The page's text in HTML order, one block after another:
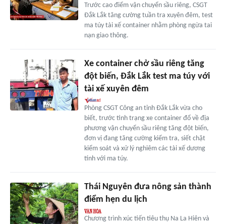
Trước cao điểm vận chuyển sầu riêng, CSGT
Đắk Lắk tăng cường tuần tra xuyên đêm, test
ma túy tài xế container nhằm phòng ngừa tai
nạn giao thông.
Xe container chở sầu riêng tăng
đột biến, Đắk Lắk test ma túy với
tài xế xuyên đêm
Phòng CSGT Công an tỉnh Đắk Lắk vừa cho
biết, trước tình trạng xe container đổ về địa
phương vận chuyển sầu riêng tăng đột biến,
đơn vị đang tăng cường kiểm tra, siết chặt
kiểm soát và xử lý nghiêm các tài xế dương
tính với ma túy.
Thái Nguyên đưa nông sản thành
điểm hẹn du lịch
Chương trình xúc tiến tiêu thụ Na La Hiên và